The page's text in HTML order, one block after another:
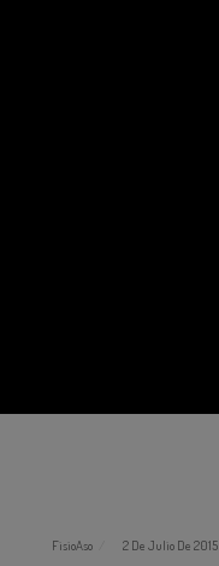
FisioAso 2 De Julio De 2015